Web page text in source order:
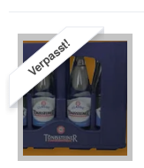
Verpasst!